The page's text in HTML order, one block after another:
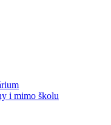
i mimo školu